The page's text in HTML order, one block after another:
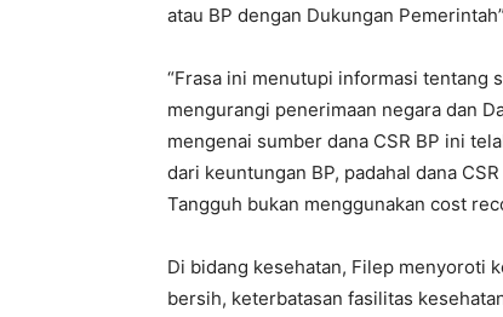
atau BP dengan Dukungan
“Frasa ini menutupi informasi tentang
mengurangi penerimaan negara dan
mengenai sumber dana CSR BP ini
dari keuntungan BP, padahal dana
Tangguh bukan menggunakan cost
Di bidang kesehatan, Filep menyoroti
bersih, keterbatasan fasilitas